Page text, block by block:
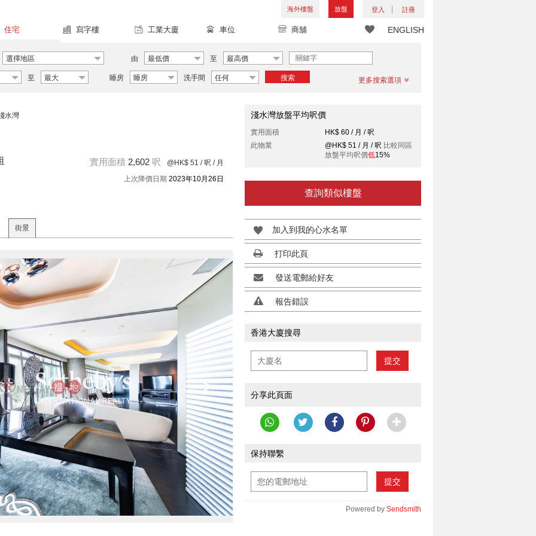
海外樓盤 放盤 登入 註冊
ENGLISH
住宅 寫字樓 工業大廈 車位 商舖
選擇地區 由 最低價 至 最高價
至 最大 睡房 睡房 洗手間 任何 搜索 更多搜索選項
水灣
實用面積 2,602 呎 @HK$ 51 / 呎 / 月
上次降價日期 2023年10月26日
街景
>
淺水灣放盤平均呎價
實用面積
HK$ 60 / 月 / 呎
此物業
@HK$ 51 / 月 / 呎 比較同區
放盤平均呎價低15%
查詢類似樓盤
加入到我的心水名單
打印此頁
發送電郵給好友
報告錯誤
香港大廈搜尋
提交
分享此頁面
保持聯繫
提交
Powered by Sendsmith